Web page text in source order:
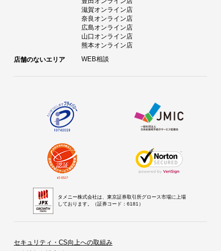
滋賀オンライン店
奈良オンライン店
広島オンライン店
山口オンライン店
熊本オンライン店
店舗のないエリア
WEB相談
タメニー株式会社は、東京証券取引所グロース市場に上場
しております。（証券コード：6181）
セキュリティ・CS向上への取組み